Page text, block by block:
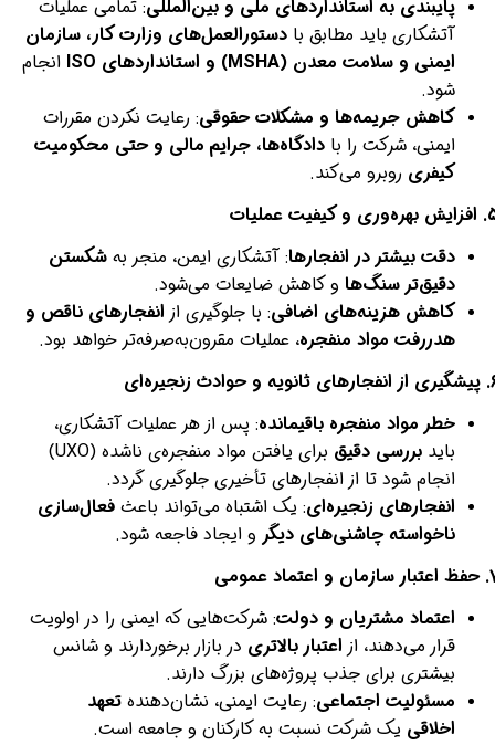
پایبندی به استانداردهای ملی و بین‌المللی: تمامی عملیات
آتشکاری باید مطابق بادستورالعمل‌های وزارت کار، سازمان
ایمنی و سلامت معدن (MSHA) و استانداردهای ISO
انجام
شود.
کاهش جریمه‌ها و مشکلات حقوقی: رعایت نکردن مقررات
ایمنی، شرکت را بادادگاه‌ها، جرایم مالی و حتی محکومیت
کیفری روبرو می‌کند.
عملیات
دقت بیشتر در انفجارها: آتشکاری ایمن، منجر بهشکستن
دقیق‌تر سنگ‌ها و کاهش ضایعات می‌شود.
کاهش هزینه‌های اضافی: با جلوگیری از انفجارهای ناقص و
هدررفت مواد منفجره، عملیات مقرون‌به‌صرفه‌تر خواهد بود.
حوادث زنجیره‌ای
خطر مواد منفجره باقیمانده: پس از هر عملیات آتشکاری،
بایدبررسی دقیق
برای یافتن مواد منفجره‌ی ناشده (UXO)
انجام شود تا از انفجارهای تأخیری جلوگیری گردد.
انفجارهای زنجیره‌ای: یک اشتباه می‌تواند باعثفعال‌سازی
ناخواسته چاشنی‌های دیگر و ایجاد فاجعه شود.
عمومی
اعتماد مشتریان و دولت: شرکت‌هایی که ایمنی را در اولویت
قرار می‌دهند، از اعتبار بالاتری در بازار برخوردارند و شانس
بیشتری برای جذب پروژه‌های بزرگ دارند.
مسئولیت اجتماعی: رعایت ایمنی، نشان‌دهندهتعهد
اخلاقی یک شرکت نسبت به کارکنان و جامعه است.